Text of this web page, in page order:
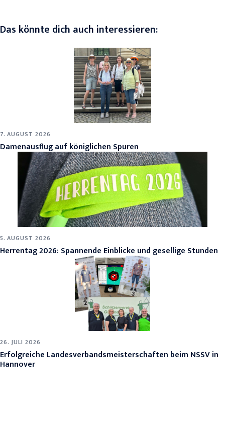
Das könnte dich auch interessieren:
7. AUGUST 2026
Damenausflug auf königlichen Spuren
5. AUGUST 2026
Herrentag 2026: Spannende Einblicke und gesellige Stunden
26. JULI 2026
Erfolgreiche Landesverbandsmeisterschaften beim NSSV in
Hannover